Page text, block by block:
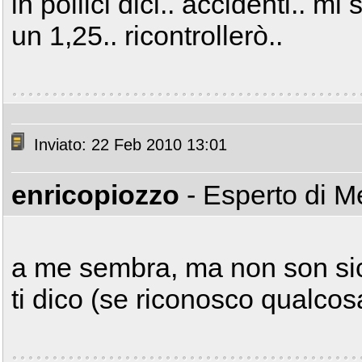
un 1,25.. ricontrollerò..
Inviato: 22 Feb 2010 13:01
enricopiozzo - Esperto di
a me sembra, ma non son
ti dico (se riconosco